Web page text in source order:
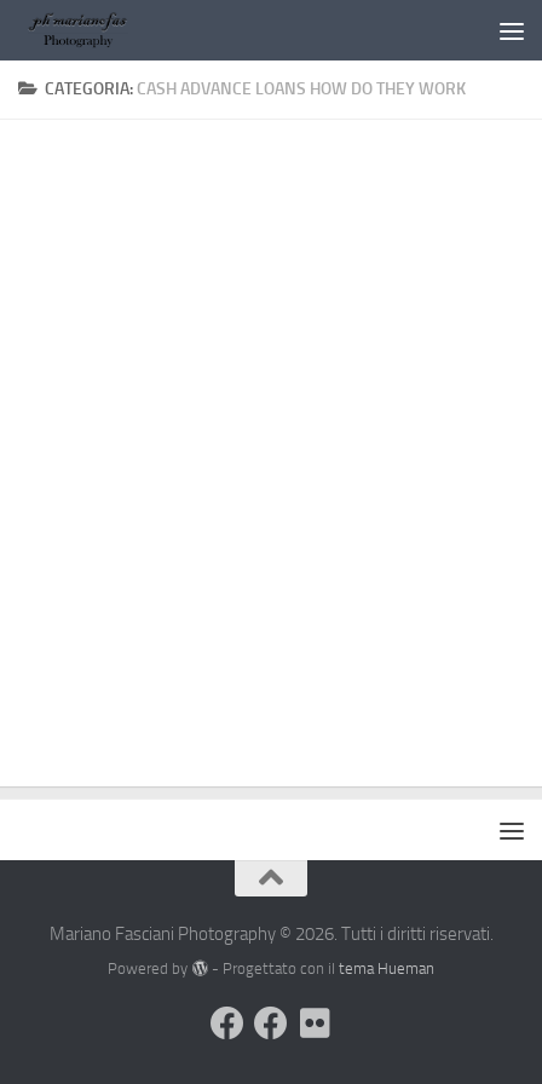
Salta al contenuto
CATEGORIA: CASH ADVANCE LOANS HOW DO THEY WORK
Mariano Fasciani Photography © 2026. Tutti i diritti riservati.
Powered by - Progettato con il tema Hueman